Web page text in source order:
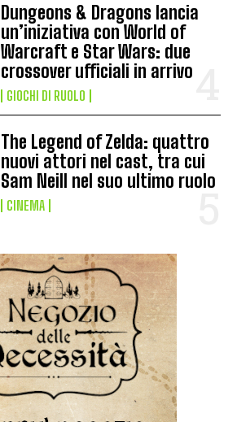
Dungeons & Dragons lancia
un’iniziativa con World of
Warcraft e Star Wars: due
crossover ufficiali in arrivo
GIOCHI DI RUOLO
The Legend of Zelda: quattro
nuovi attori nel cast, tra cui
Sam Neill nel suo ultimo ruolo
CINEMA